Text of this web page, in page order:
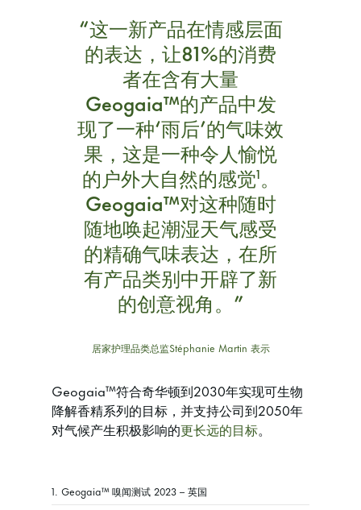
“这一新产品在情感层面
的表达，让81%的消费
者在含有大量
Geogaia™的产品中发
现了一种‘雨后’的气味效
果，这是一种令人愉悦
的户外大自然的感觉1。
Geogaia™对这种随时
随地唤起潮湿天气感受
的精确气味表达，在所
有产品类别中开辟了新
的创意视角。”
居家护理品类总监Stéphanie Martin 表示
Geogaia™符合奇华顿到2030年实现可生物
降解香精系列的目标，并支持公司到2050年
对气候产生积极影响的更长远的目标。
1. Geogaia™ 嗅闻测试 2023 – 英国